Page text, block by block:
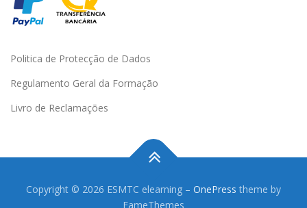
Politica de Protecção de Dados
Regulamento Geral da Formação
Livro de Reclamações
Copyright © 2026 ESMTC elearning – OnePress theme by
FameThemes